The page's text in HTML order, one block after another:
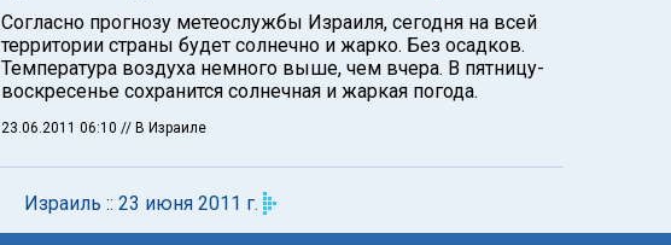
Согласно прогнозу метеослужбы Израиля, сегодня на всей
территории страны будет солнечно и жарко. Без осадков.
Температура воздуха немного выше, чем вчера. В пятницу-
воскресенье сохранится солнечная и жаркая погода.
23.06.2011 06:10 // В Израиле
Израиль :: 23 июня 2011 г.